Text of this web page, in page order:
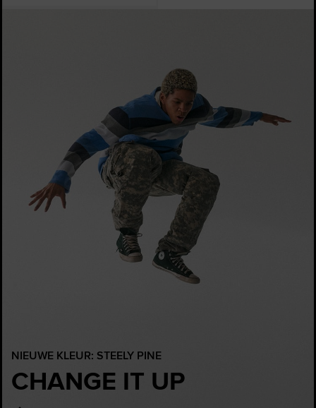
NIEUWE KLEUR: STEELY PINE
CHANGE IT UP